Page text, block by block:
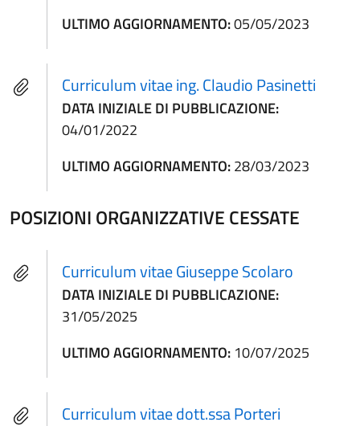
ULTIMO AGGIORNAMENTO:05/05/2023
Curriculum vitae ing. Claudio Pasinetti
DATA INIZIALE DI PUBBLICAZIONE:
04/01/2022
ULTIMO AGGIORNAMENTO:28/03/2023
POSIZIONI ORGANIZZATIVE CESSATE
Curriculum vitae Giuseppe Scolaro
DATA INIZIALE DI PUBBLICAZIONE:
31/05/2025
ULTIMO AGGIORNAMENTO: 10/07/2025
Curriculum vitae dott.ssa Porteri